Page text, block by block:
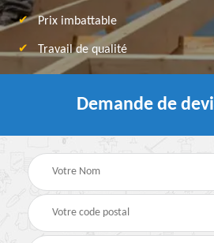
Prix imbattable
Travail de qualité
Demande de